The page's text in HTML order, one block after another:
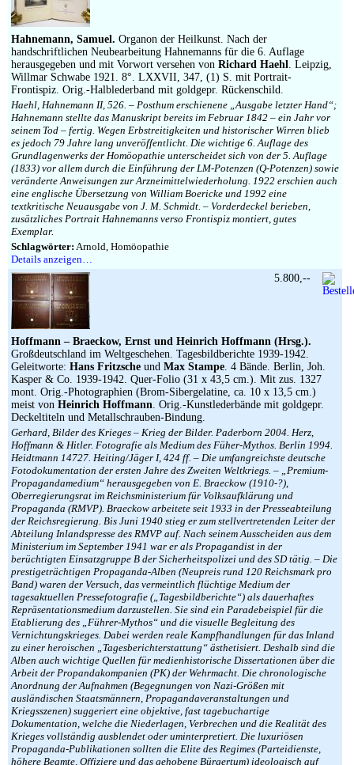
Hahnemann, Samuel. Organon der Heilkunst. Nach der
handschriftlichen Neubearbeitung Hahnemanns für die 6. Auflage
herausgegeben und mit Vorwort versehen von Richard Haehl. Leipzig,
Willmar Schwabe 1921. 8°. LXXVII, 347, (1) S. mit Portrait-
Frontispiz. Orig.-Halblederband mit goldgepr. Rückenschild.
Haehl, Hahnemann II, 526. – Posthum erschienene „Ausgabe letzter Hand“;
Hahnemann stellte das Manuskript bereits im Februar 1842 – ein Jahr vor
seinem Tod – fertig. Wegen Erbstreitigkeiten und historischer Wirren blieb
es jedoch 79 Jahre lang unveröffentlicht. Die wichtige 6. Auflage des
Grundlagenwerks der Homöopathie unterscheidet sich von der 5. Auflage
(1833) vor allem durch die Einführung der LM-Potenzen (Q-Potenzen) sowie
veränderte Anweisungen zur Arzneimittelwiederholung. 1922 erschien auch
eine englische Übersetzung von William Boericke und 1992 eine
textkritische Neuausgabe von J. M. Schmidt. – Vorderdeckel berieben,
zusätzliches Portrait Hahnemanns verso Frontispiz montiert, gutes
Exemplar.
Schlagwörter: Arnold, Homöopathie
Details anzeigen…
Hoffmann – Braeckow, Ernst und Heinrich Hoffmann (Hrsg.).
Großdeutschland im Weltgeschehen. Tagesbildberichte 1939-1942.
Geleitworte: Hans Fritzsche und Max Stampe. 4 Bände. Berlin, Joh.
Kasper & Co. 1939-1942. Quer-Folio (31 x 43,5 cm.). Mit zus. 1327
mont. Orig.-Photographien (Brom-Sibergelatine, ca. 10 x 13,5 cm.)
meist von Heinrich Hoffmann. Orig.-Kunstlederbände mit goldgepr.
Deckeltiteln und Metallschrauben-Bindung.
Gerhard, Bilder des Krieges – Krieg der Bilder. Paderborn 2004. Herz,
Hoffmann & Hitler. Fotografie als Medium des Füher-Mythos. Berlin 1994.
Heidtmann 14727. Heiting/Jäger I, 424 ff. – Die umfangreichste deutsche
Fotodokumentation der ersten Jahre des Zweiten Weltkriegs. – „Premium-
Propagandamedium“ herausgegeben von E. Braeckow (1910-?),
Oberregierungsrat im Reichsministerium für Volksaufklärung und
Propaganda (RMVP). Braeckow arbeitete seit 1933 in der Presseabteilung
der Reichsregierung. Bis Juni 1940 stieg er zum stellvertretenden Leiter der
Abteilung Inlandspresse des RMVP auf. Nach seinem Ausscheiden aus dem
Ministerium im September 1941 war er als Propagandist in der
berüchtigten Einsatzgruppe B der Sicherheitspolizei und des SD tätig. – Die
prestigeträchtigen Propaganda-Alben (Neupreis rund 120 Reichsmark pro
Band) waren der Versuch, das vermeintlich flüchtige Medium der
tagesaktuellen Pressefotografie („Tagesbildberichte“) als dauerhaftes
Repräsentationsmedium darzustellen. Sie sind ein Paradebeispiel für die
Etablierung des „Führer-Mythos“ und die visuelle Begleitung des
Vernichtungskrieges. Dabei werden reale Kampfhandlungen für das Inland
zu einer heroischen „Tagesberichterstattung“ ästhetisiert. Deshalb sind die
Alben auch wichtige Quellen für medienhistorische Dissertationen über die
Arbeit der Propandakompanien (PK) der Wehrmacht. Die chronologische
Anordnung der Aufnahmen (Begegnungen von Nazi-Größen mit
ausländischen Staatsmännern, Propagandaveranstaltungen und
Kriegsszenen) suggeriert eine objektive, fast tagebuchartige
Dokumentation, welche die Niederlagen, Verbrechen und die Realität des
Krieges vollständig ausblendet oder uminterpretiert. Die luxuriösen
Propaganda-Publikationen sollten die Elite des Regimes (Parteidienste,
höhere Beamte, Offiziere und das gehobene Bürgertum) ideologisch auf
5.800,--